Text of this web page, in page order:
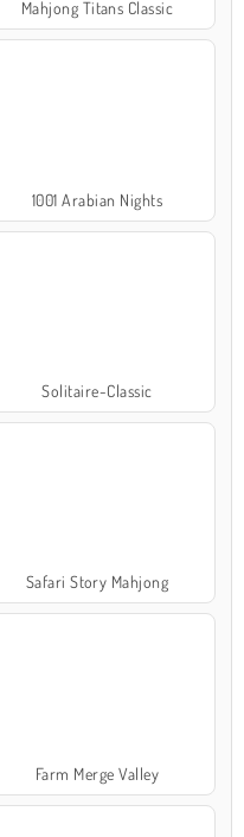
Mahjong Titans Classic
1001 Arabian Nights
Solitaire-Classic
Safari Story Mahjong
Farm Merge Valley